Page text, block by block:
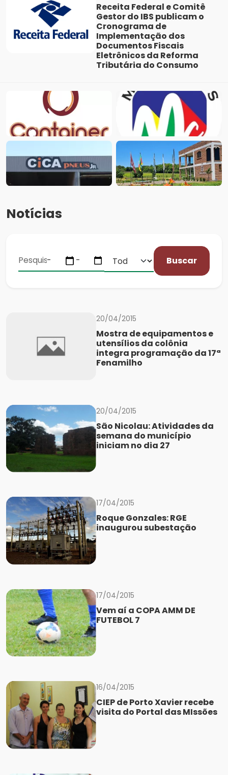
Receita Federal e Comitê
Gestor do IBS publicam o
Cronograma de
Implementação dos
Documentos Fiscais
Eletrônicos da Reforma
Tributária do Consumo
Notícias
Buscar
20/04/2015
Mostra de equipamentos e
utensílios da colônia
integra programação da 17ª
Fenamilho
20/04/2015
São Nicolau: Atividades da
semana do município
iniciam no dia 27
17/04/2015
Roque Gonzales: RGE
inaugurou subestação
17/04/2015
Vem aí a COPA AMM DE
FUTEBOL 7
16/04/2015
CIEP de Porto Xavier recebe
visita do Portal das MIssões